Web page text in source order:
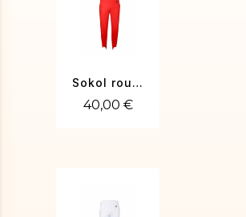
Sokol rouge
40,00 €